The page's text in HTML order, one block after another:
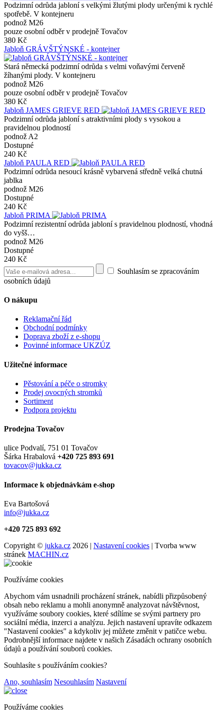
Podzimní odrůda jabloní s velkými žlutými plody určenými k rychlé
spotřebě. V kontejneru
podnož M26
pouze osobní odběr v prodejně Tovačov
380 Kč
Jabloň GRÁVŠTÝNSKÉ - kontejner
Stará německá podzimní odrůda s velmi voňavými červeně
žíhanými plody. V kontejneru
podnož M26
pouze osobní odběr v prodejně Tovačov
380 Kč
Jabloň JAMES GRIEVE RED
Podzimní odrůda jabloní s atraktivními plody s vysokou a
pravidelnou plodností
podnož A2
Dostupné
240 Kč
Jabloň PAULA RED
Podzimní odrůda nesoucí krásně vybarvená středně velká chutná
jablka
podnož M26
Dostupné
240 Kč
Jabloň PRIMA
Podzimní rezistentní odrůda jabloní s pravidelnou plodností, vhodná
do vyšš…
podnož M26
Dostupné
240 Kč
Souhlasím se zpracováním
osobních údajů
O nákupu
Reklamační řád
Obchodní podmínky
Doprava zboží z e-shopu
Povinné informace UKZÚZ
Užitečné informace
Pěstování a péče o stromky
Prodej ovocných stromků
Sortiment
Podpora projektu
Prodejna Tovačov
ulice Podvalí, 751 01 Tovačov
Šárka Hrabalová +420 725 893 691
tovacov@jukka.cz
Informace k objednávkám e-shop
Eva Bartošová
info@jukka.cz
+420 725 893 692
Copyright © jukka.cz 2026 | Nastavení cookies | Tvorba www
stránek MACHIN.cz
Používáme cookies
Abychom vám usnadnili procházení stránek, nabídli přizpůsobený
obsah nebo reklamu a mohli anonymně analyzovat návštěvnost,
využíváme soubory cookies, které sdílíme se svými partnery pro
sociální média, inzerci a analýzu. Jejich nastavení upravíte odkazem
"Nastavení cookies" a kdykoliv jej můžete změnit v patičce webu.
Podrobnější informace najdete v našich Zásadách ochrany osobních
údajů a používání souborů cookies.
Souhlasíte s používáním cookies?
Ano, souhlasím Nesouhlasím Nastavení
Používáme cookies